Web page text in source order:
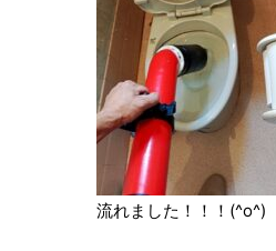
流れました！！！(^o^)